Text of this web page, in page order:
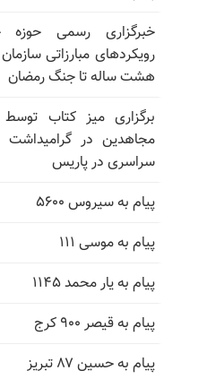
خبرگزاری رسمی
رویکردهای مبارزاتی
هشت ساله تا جنگ رمضان
برگزاری میز کتاب توسط
مجاهدین در گرامیداشت
سراسری در پاریس
پیام به سیروس ۵۶۰۰
پیام به موسی ۱۱۱
پیام به یار محمد ۱۱۴۵
پیام به قیصر ۹۰۰ کرج
پیام به حسین ۸۷ تبریز